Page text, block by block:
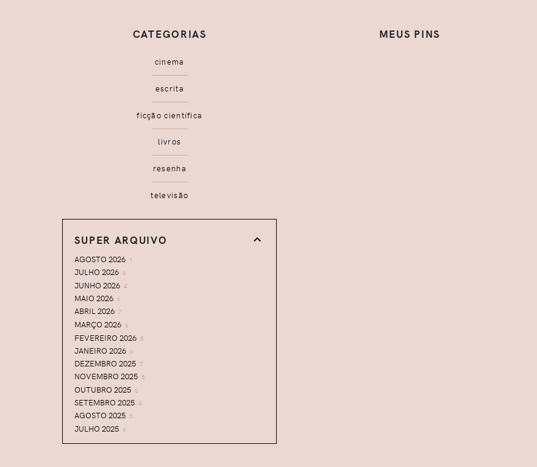
CATEGORIAS
cinema
escrita
ficção científica
livros
resenha
televisão
SUPER ARQUIVO
AGOSTO 2026 1
JULHO 2026 6
JUNHO 2026 4
MAIO 2026 6
ABRIL 2026 7
MARÇO 2026 6
FEVEREIRO 2026 5
JANEIRO 2026 6
DEZEMBRO 2025 7
NOVEMBRO 2025 5
OUTUBRO 2025 6
SETEMBRO 2025 4
AGOSTO 2025 5
JULHO 2025 6
JUNHO 2025 5
MEUS PINS